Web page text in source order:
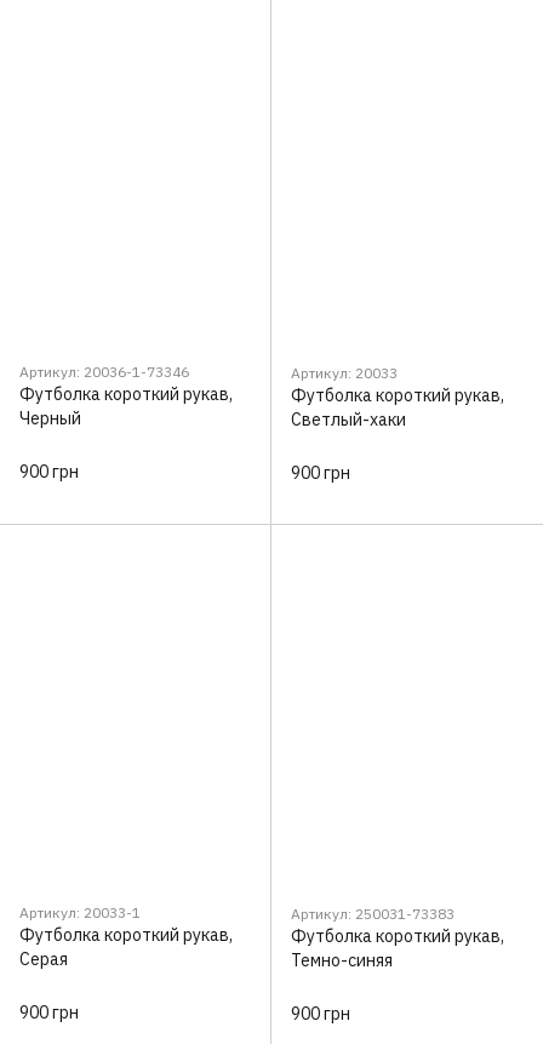
Артикул: 20036-1-73346
Футболка короткий рукав,
Черный
900 грн
Артикул: 20033
Футболка короткий рукав,
Светлый-хаки
900 грн
Артикул: 20033-1
Футболка короткий рукав,
Серая
900 грн
Артикул: 250031-73383
Футболка короткий рукав,
Темно-синяя
900 грн